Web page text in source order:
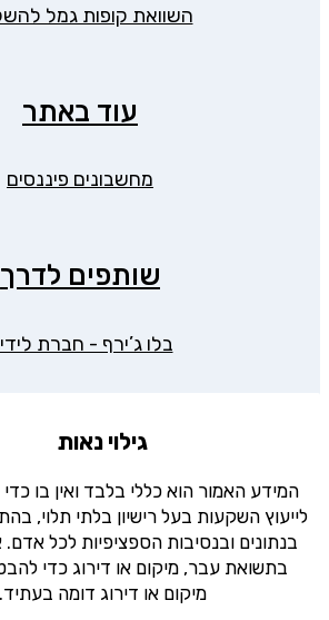
השוואת קופות גמל
עוד באתר
מחשבונים פיננסים
שותפים לדרך
בלו ג’ירף - חברת
גילוי נאות
המידע האמור הוא כללי בלבד ואין בו
לייעוץ השקעות בעל רישיון בלתי תלוי,
בנתונים ובנסיבות הספציפיות לכל אדם.
בתשואת עבר, מיקום או דירוג כדי
מיקום או דירוג דומה בעתיד.